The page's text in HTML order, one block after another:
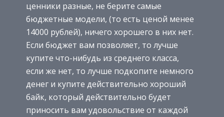
ценники разные, не берите самые
бюджетные модели, (то есть ценой менее
14000 рублей), ничего хорошего в них нет.
Если бюджет вам позволяет, то лучше
купите что-нибудь из среднего класса,
если же нет, то лучше подкопите немного
денег и купите действительно хороший
байк, который действительно будет
приносить вам удовольствие от каждой